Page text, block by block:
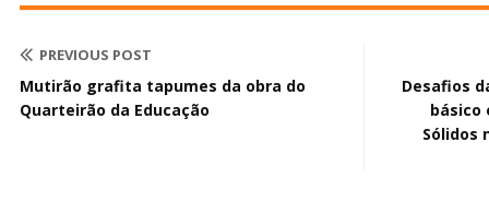
PREVIOUS POST
Mutirão grafita tapumes da obra do
Quarteirão da Educação
Desafios
básico
Sólidos